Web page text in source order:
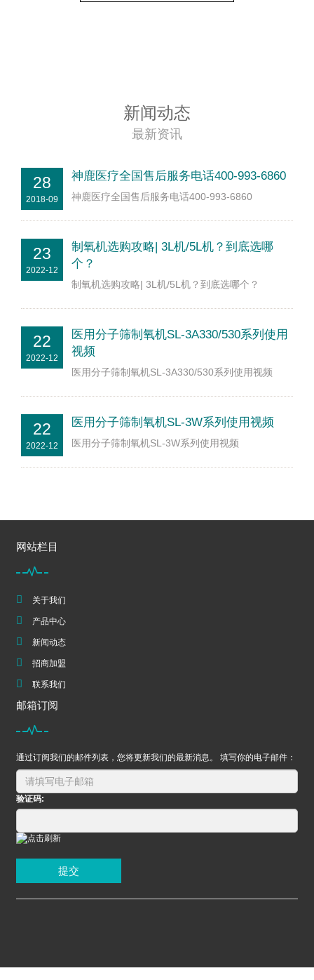
新闻动态
最新资讯
28
2018-09
神鹿医疗全国售后服务电话400-993-6860
神鹿医疗全国售后服务电话400-993-6860
23
2022-12
制氧机选购攻略| 3L机/5L机？到底选哪
个？
制氧机选购攻略| 3L机/5L机？到底选哪个？
22
2022-12
医用分子筛制氧机SL-3A330/530系列使用
视频
医用分子筛制氧机SL-3A330/530系列使用视频
22
2022-12
医用分子筛制氧机SL-3W系列使用视频
医用分子筛制氧机SL-3W系列使用视频
网站栏目
关于我们
产品中心
新闻动态
招商加盟
联系我们
邮箱订阅
通过订阅我们的邮件列表，您将更新我们的最新消息。 填写你的电子邮件：
验证码:
提交